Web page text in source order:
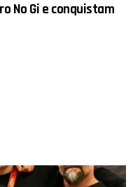
No Gi e conquistam